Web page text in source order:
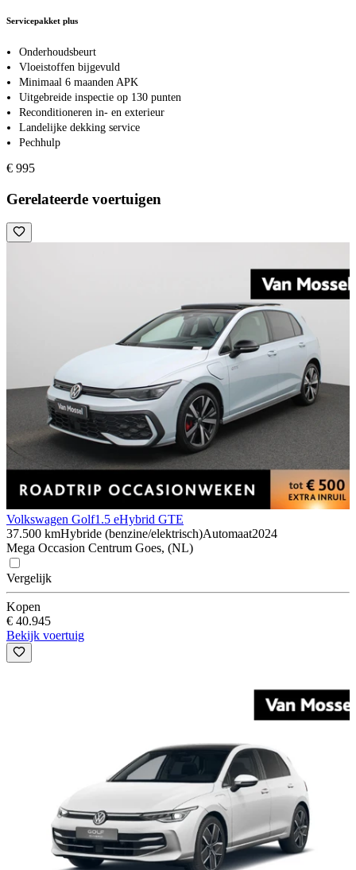
Servicepakket plus
Onderhoudsbeurt
Vloeistoffen bijgevuld
Minimaal 6 maanden APK
Uitgebreide inspectie op 130 punten
Reconditioneren in- en exterieur
Landelijke dekking service
Pechhulp
€ 995
Gerelateerde voertuigen
Volkswagen Golf1.5 eHybrid GTE
37.500 kmHybride (benzine/elektrisch)Automaat2024
Mega Occasion Centrum Goes, (NL)
Vergelijk
Kopen
€ 40.945
Bekijk voertuig